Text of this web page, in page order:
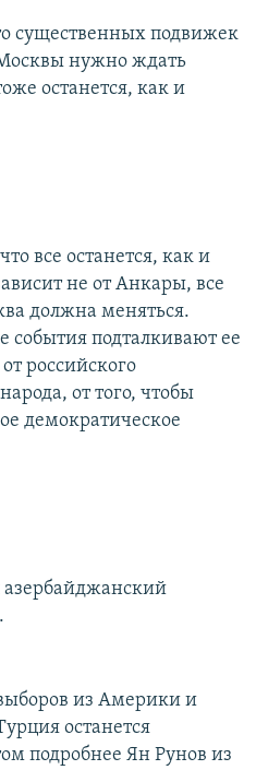
существенных подвижек
нужно ждать
останется, как и
все останется, как и
не от Анкары, все
должна меняться.
события подталкивают ее
российского
от того, чтобы
демократическое
азербайджанский
из Америки и
останется
подробнее Ян Рунов из